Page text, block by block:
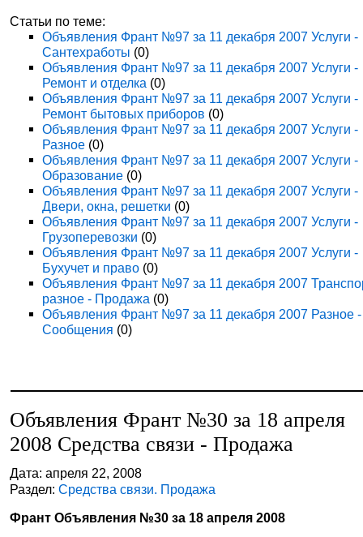
Статьи по теме:
Объявления Франт №97 за 11 декабря 2007 Услуги -
Сантехработы (0)
Объявления Франт №97 за 11 декабря 2007 Услуги -
Ремонт и отделка (0)
Объявления Франт №97 за 11 декабря 2007 Услуги -
Ремонт бытовых приборов (0)
Объявления Франт №97 за 11 декабря 2007 Услуги -
Разное (0)
Объявления Франт №97 за 11 декабря 2007 Услуги -
Образование (0)
Объявления Франт №97 за 11 декабря 2007 Услуги -
Двери, окна, решетки (0)
Объявления Франт №97 за 11 декабря 2007 Услуги -
Грузоперевозки (0)
Объявления Франт №97 за 11 декабря 2007 Услуги -
Бухучет и право (0)
Объявления Франт №97 за 11 декабря 2007
разное - Продажа (0)
Объявления Франт №97 за 11 декабря 2007 Разное -
Сообщения (0)
Объявления Франт №30 за 18 апреля
2008 Средства связи - Продажа
Дата: апреля 22, 2008
Раздел:Средства связи. Продажа
Франт Объявления №30 за 18 апреля 2008